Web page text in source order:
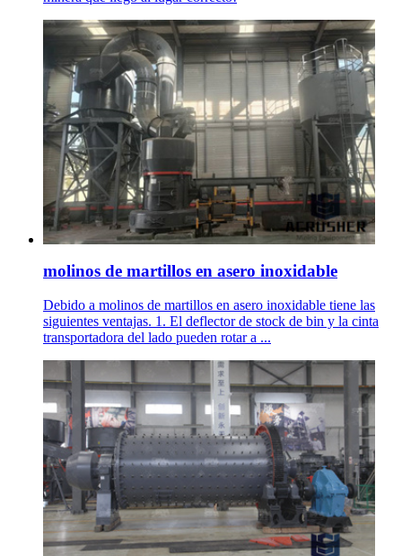
molinos de martillos en asero inoxidable
Debido a molinos de martillos en asero inoxidable tiene las
siguientes ventajas. 1. El deflector de stock de bin y la cinta
transportadora del lado pueden rotar a ...